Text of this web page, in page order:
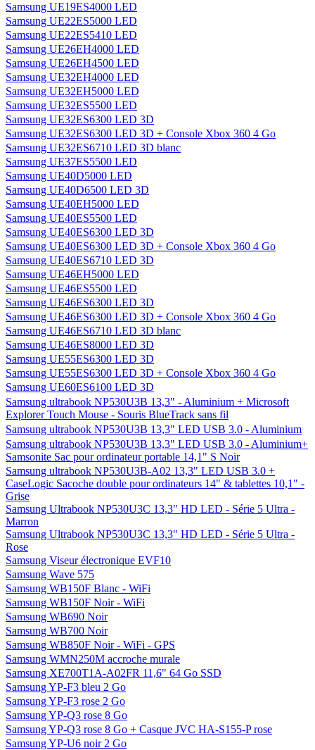
Samsung UE19ES4000 LED
Samsung UE22ES5000 LED
Samsung UE22ES5410 LED
Samsung UE26EH4000 LED
Samsung UE26EH4500 LED
Samsung UE32EH4000 LED
Samsung UE32EH5000 LED
Samsung UE32ES5500 LED
Samsung UE32ES6300 LED 3D
Samsung UE32ES6300 LED 3D + Console Xbox 360 4 Go
Samsung UE32ES6710 LED 3D blanc
Samsung UE37ES5500 LED
Samsung UE40D5000 LED
Samsung UE40D6500 LED 3D
Samsung UE40EH5000 LED
Samsung UE40ES5500 LED
Samsung UE40ES6300 LED 3D
Samsung UE40ES6300 LED 3D + Console Xbox 360 4 Go
Samsung UE40ES6710 LED 3D
Samsung UE46EH5000 LED
Samsung UE46ES5500 LED
Samsung UE46ES6300 LED 3D
Samsung UE46ES6300 LED 3D + Console Xbox 360 4 Go
Samsung UE46ES6710 LED 3D blanc
Samsung UE46ES8000 LED 3D
Samsung UE55ES6300 LED 3D
Samsung UE55ES6300 LED 3D + Console Xbox 360 4 Go
Samsung UE60ES6100 LED 3D
Samsung ultrabook NP530U3B 13,3" - Aluminium + Microsoft
Explorer Touch Mouse - Souris BlueTrack sans fil
Samsung ultrabook NP530U3B 13,3" LED USB 3.0 - Aluminium
Samsung ultrabook NP530U3B 13,3" LED USB 3.0 - Aluminium+
Samsonite Sac pour ordinateur portable 14,1" S Noir
Samsung ultrabook NP530U3B-A02 13,3" LED USB 3.0 +
CaseLogic Sacoche double pour ordinateurs 14" & tablettes 10,1" -
Grise
Samsung Ultrabook NP530U3C 13,3" HD LED - Série 5 Ultra -
Marron
Samsung Ultrabook NP530U3C 13,3" HD LED - Série 5 Ultra -
Rose
Samsung Viseur électronique EVF10
Samsung Wave 575
Samsung WB150F Blanc - WiFi
Samsung WB150F Noir - WiFi
Samsung WB690 Noir
Samsung WB700 Noir
Samsung WB850F Noir - WiFi - GPS
Samsung WMN250M accroche murale
Samsung XE700T1A-A02FR 11,6" 64 Go SSD
Samsung YP-F3 bleu 2 Go
Samsung YP-F3 rose 2 Go
Samsung YP-Q3 rose 8 Go
Samsung YP-Q3 rose 8 Go + Casque JVC HA-S155-P rose
Samsung YP-U6 noir 2 Go